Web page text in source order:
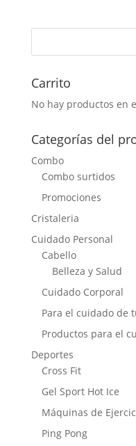
Carrito
No hay productos en
Categorías del
Combo
Combo surtidos
Promociones
Cristaleria
Cuidado Personal
Cabello
Belleza y Salud
Cuidado Corporal
Para el cuidado de
Productos para el
Deportes
Cross Fit
Gel Sport Hot Ice
Máquinas de
Ping Pong